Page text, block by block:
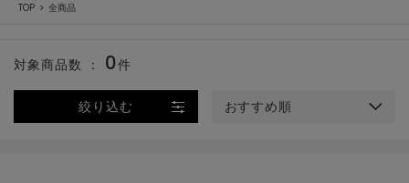
TOP 全商品
絞り込む おすすめ順
対象商品数 ： 0件